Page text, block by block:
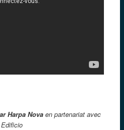
Harpa Nova en partenariat avec
Edificio